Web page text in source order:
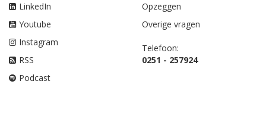
LinkedIn
Youtube
Instagram
RSS
Podcast
Opzeggen
Overige vragen
Telefoon:
0251 - 257924